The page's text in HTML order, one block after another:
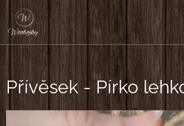
Přívěsek - Pírko